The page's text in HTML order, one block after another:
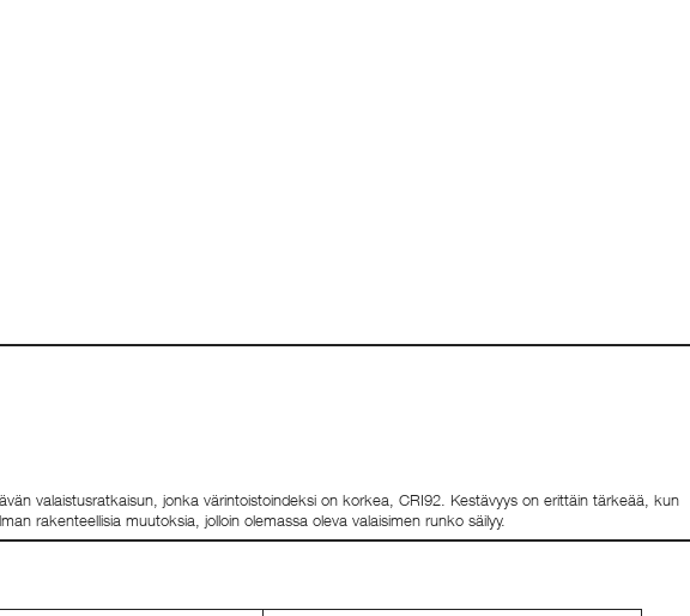
valaistusratkaisun, jonka värintoistoindeksi on korkea, CRI92. Kestävyys on erittäin tärkeää, kun
rakenteellisia muutoksia, jolloin olemassa oleva valaisimen runko säilyy.